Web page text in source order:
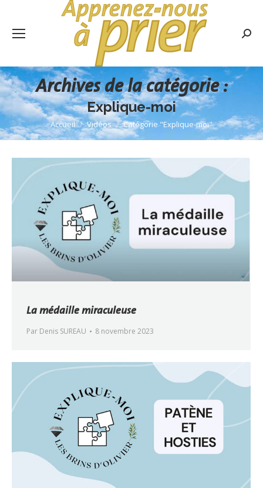
Archives de la catégorie :
Explique-moi
Vous êtes ici :
Accueil Vidéos Catégorie "Explique-moi"
La médaille miraculeuse
Par Denis SUREAU 8 novembre 2023